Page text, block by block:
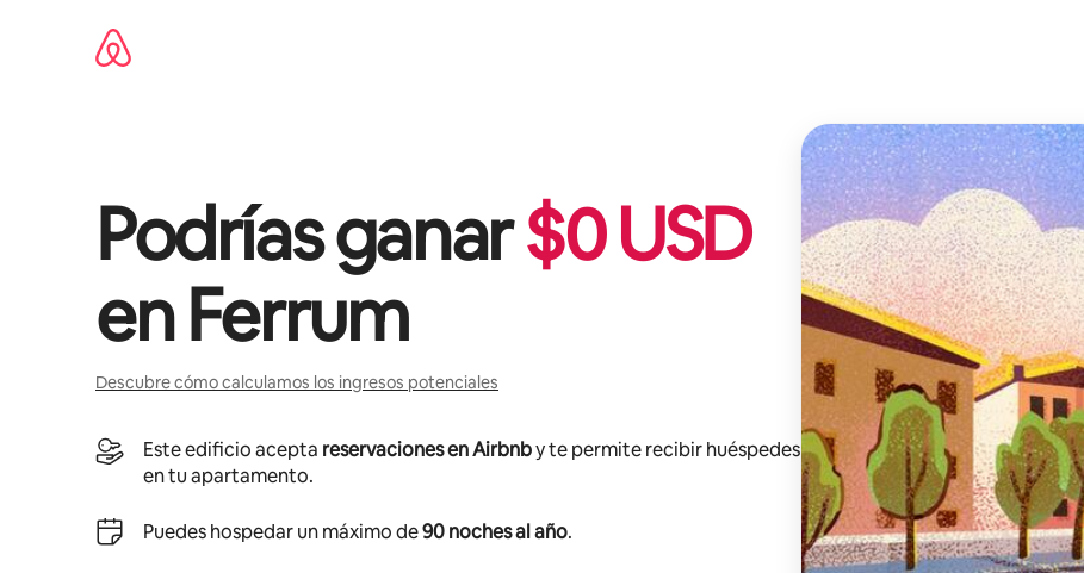
Podrías ganar$0USD
enFerrum
Descubre cómo calculamos los ingresos potenciales
Este edificio acepta reservaciones en Airbnby te permite recibir huéspedes
en tu apartamento.
Puedes hospedar un máximo de90 noches al año.